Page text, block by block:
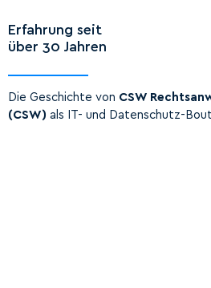
Erfahrung seit
über 30 Jahren
Die Geschichte von CSW
(CSW) als IT- und Datenschutz-